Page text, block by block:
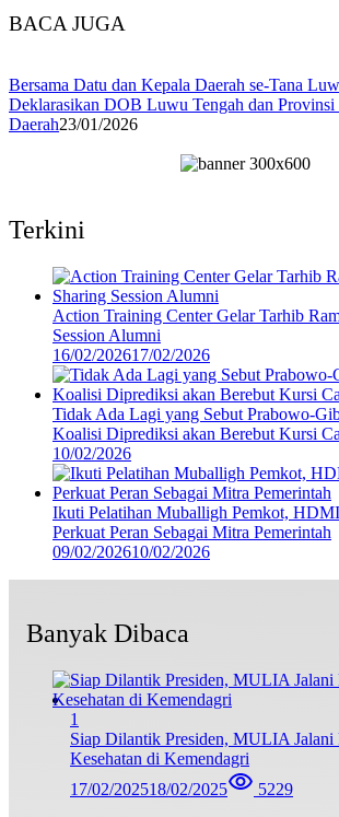
BACA JUGA
Bersama Datu dan Kepala Daerah se-Tana
Deklarasikan DOB Luwu Tengah dan
Daerah23/01/2026
Terkini
Action Training Center Gelar Tarhib
Session Alumni
16/02/202617/02/2026
Tidak Ada Lagi yang Sebut Prabowo-
Koalisi Diprediksi akan Berebut Kursi
10/02/2026
Ikuti Pelatihan Muballigh Pemkot,
Perkuat Peran Sebagai Mitra Pemerintah
09/02/202610/02/2026
Banyak Dibaca
1
Siap Dilantik Presiden, MULIA Jalani
Kesehatan di Kemendagri
17/02/202518/02/2025 5229